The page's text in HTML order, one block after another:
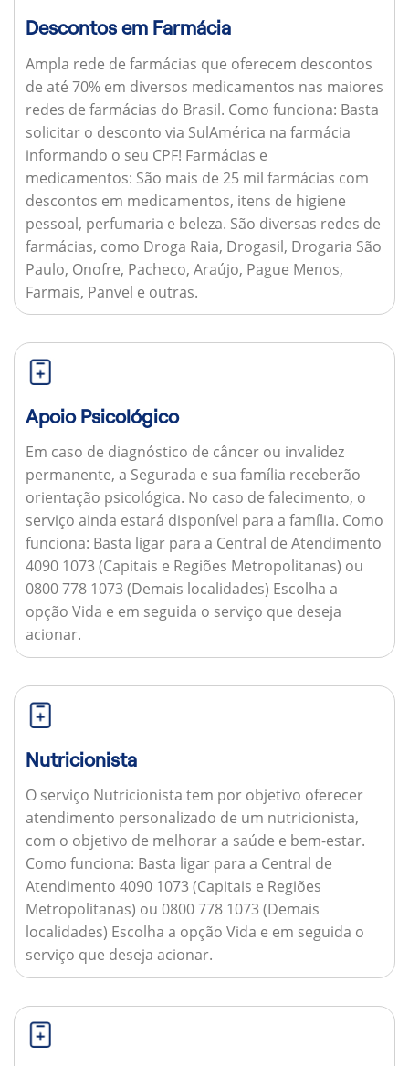
Descontos em Farmácia
Ampla rede de farmácias que oferecem descontos
de até 70% em diversos medicamentos nas maiores
redes de farmácias do Brasil. Como funciona: Basta
solicitar o desconto via SulAmérica na farmácia
informando o seu CPF! Farmácias e
medicamentos: São mais de 25 mil farmácias com
descontos em medicamentos, itens de higiene
pessoal, perfumaria e beleza. São diversas redes de
farmácias, como Droga Raia, Drogasil, Drogaria São
Paulo, Onofre, Pacheco, Araújo, Pague Menos,
Farmais, Panvel e outras.
Apoio Psicológico
Em caso de diagnóstico de câncer ou invalidez
permanente, a Segurada e sua família receberão
orientação psicológica. No caso de falecimento, o
serviço ainda estará disponível para a família. Como
funciona: Basta ligar para a Central de Atendimento
4090 1073 (Capitais e Regiões Metropolitanas) ou
0800 778 1073 (Demais localidades) Escolha a
opção Vida e em seguida o serviço que deseja
acionar.
Nutricionista
O serviço Nutricionista tem por objetivo oferecer
atendimento personalizado de um nutricionista,
com o objetivo de melhorar a saúde e bem-estar.
Como funciona: Basta ligar para a Central de
Atendimento 4090 1073 (Capitais e Regiões
Metropolitanas) ou 0800 778 1073 (Demais
localidades) Escolha a opção Vida e em seguida o
serviço que deseja acionar.